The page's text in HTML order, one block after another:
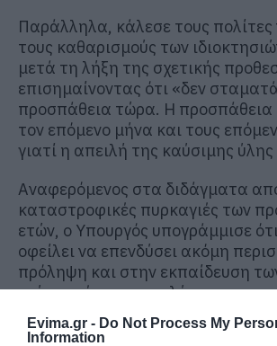
Evima.gr - Do Not Process My
Information
Παράλληλα, κάλεσε τους πολίτες
τους καθαρισμούς των
μετά τη λήξη της σχετικής
επισημαίνοντας ότι «δεν
προσπάθεια τώρα. Η προσπάθεια
τον επόμενο μήνα και τους
γιατί η απειλή της καύσιμης
Αναφερόμενος στα διδάγματα
καταστροφικές πυρκαγιές των
ετών, ο Υπουργός υπογράμμισε
οφείλει να επενδύσει ακόμη
πρόληψη και στην εκπαίδευση
νούμερο ένα, η μεγαλύτερη
να πέσει στην πρόληψη», ανέφερε,
επαναλαμβάνοντας με έμφαση